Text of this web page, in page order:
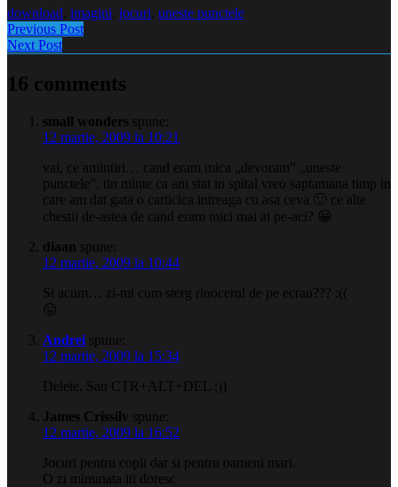
download, imagini, jocuri, uneste punctele
Previous Post
Next Post
16 comments
small wonders spune:
12 martie, 2009 la 10:21
vai, ce amintiri… cand eram mica „devoram” „uneste
punctele”. tin minte ca am stat in spital vreo saptamana timp in
care am dat gata o carticica intreaga cu asa ceva 🙂 ce alte
chestii de-astea de cand eram mici mai ai pe-aci? 😀
diaan spune:
12 martie, 2009 la 10:44
Si acum… zi-mi cum sterg rinocerul de pe ecran??? :((
😛
Andrei spune:
12 martie, 2009 la 15:34
Delete. Sau CTR+ALT+DEL ;))
James Crissilv spune:
12 martie, 2009 la 16:52
Jocuri pentru copii dar si pentru oameni mari.
O zi minunata iti doresc